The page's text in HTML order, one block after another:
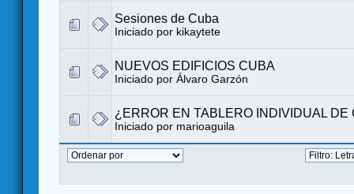
Sesiones de Cuba
Iniciado por kikaytete
NUEVOS EDIFICIOS CUBA
Iniciado por Álvaro Garzón
¿ERROR EN TABLERO INDIVIDUAL DE
Iniciado por marioaguila